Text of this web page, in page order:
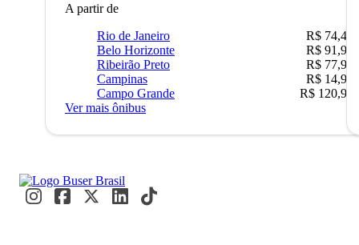
A partir de
Rio de Janeiro
R$ 74,48
Belo Horizonte
R$ 91,90
Ribeirão Preto
R$ 77,90
Campinas
R$ 14,90
Campo Grande
R$ 120,90
Ver mais ônibus